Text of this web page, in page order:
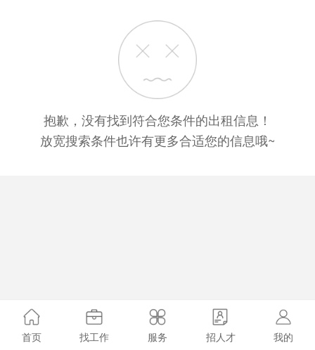
抱歉，没有找到符合您条件的出租信息！
放宽搜索条件也许有更多合适您的信息哦~
首页 找工作 服务 招人才 我的